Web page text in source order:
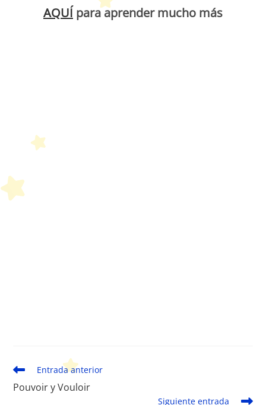
AQUÍ para aprender mucho más
Leer
artículos
Entrada anterior
Pouvoir y Vouloir
Siguiente entrada